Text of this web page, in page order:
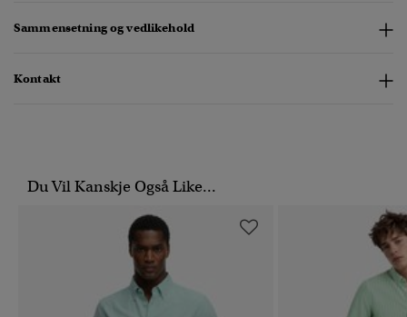
Sammensetning og vedlikehold
Kontakt
Du Vil Kanskje Også Like...